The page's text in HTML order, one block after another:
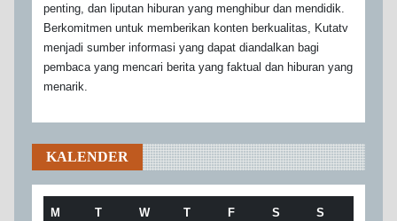
penting, dan liputan hiburan yang menghibur dan mendidik.
Berkomitmen untuk memberikan konten berkualitas, Kutatv
menjadi sumber informasi yang dapat diandalkan bagi
pembaca yang mencari berita yang faktual dan hiburan yang
menarik.
KALENDER
M T W T F S S